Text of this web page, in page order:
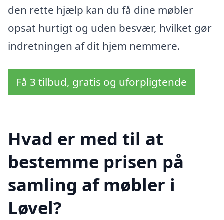
den rette hjælp kan du få dine møbler
opsat hurtigt og uden besvær, hvilket gør
indretningen af dit hjem nemmere.
Få 3 tilbud, gratis og uforpligtende
Hvad er med til at
bestemme prisen på
samling af møbler i
Løvel?